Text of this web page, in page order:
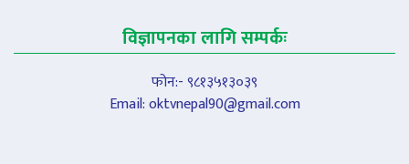
विज्ञापनका लागि सम्पर्कः
फोन:- ९८१३५१३०३९
Email:oktvnepal90@gmail.com